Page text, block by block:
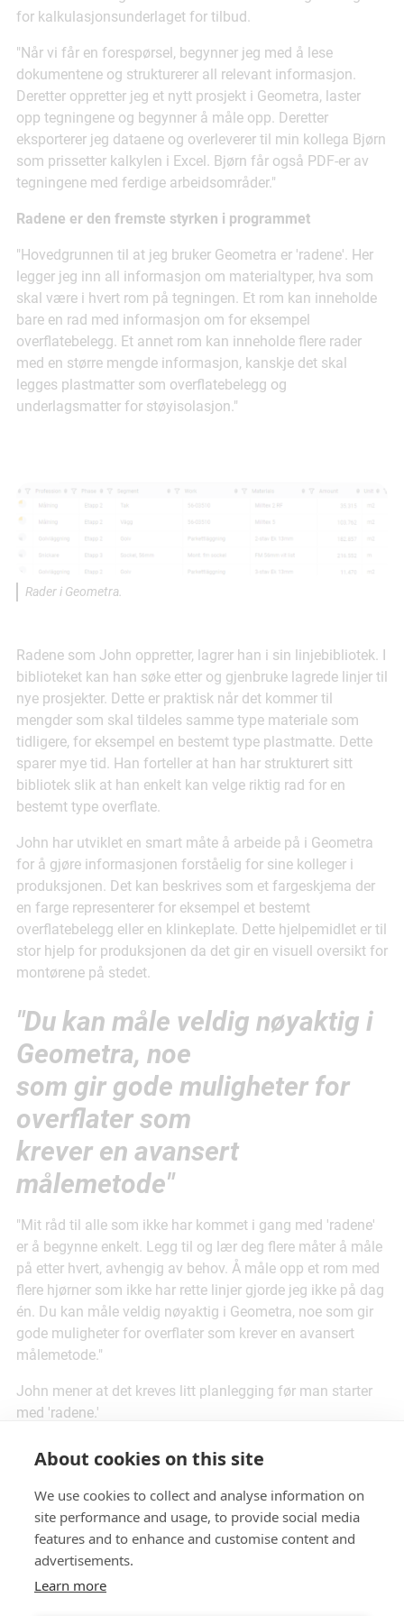
About cookies on this site
We use cookies to collect and analyse information on
site performance and usage, to provide social media
features and to enhance and customise content and
advertisements.
Learn more
for kalkulasjonsunderlaget for tilbud.
"Når vi får en forespørsel, begynner jeg med å lese
dokumentene og strukturerer all relevant informasjon.
Deretter oppretter jeg et nytt prosjekt i Geometra, laster
opp tegningene og begynner å måle opp. Deretter
eksporterer jeg dataene og overleverer til min kollega Bjørn
som prissetter kalkylen i Excel. Bjørn får også PDF-er av
tegningene med ferdige arbeidsområder."
Radene er den fremste styrken i programmet
"Hovedgrunnen til at jeg bruker Geometra er 'radene'. Her
legger jeg inn all informasjon om materialtyper, hva som
skal være i hvert rom på tegningen. Et rom kan inneholde
bare en rad med informasjon om for eksempel
overflatebelegg. Et annet rom kan inneholde flere rader
med en større mengde informasjon, kanskje det skal
legges plastmatter som overflatebelegg og
underlagsmatter for støyisolasjon."
Rader i Geometra.
Radene som John oppretter, lagrer han i sin linjebibliotek. I
biblioteket kan han søke etter og gjenbruke lagrede linjer til
nye prosjekter. Dette er praktisk når det kommer til
mengder som skal tildeles samme type materiale som
tidligere, for eksempel en bestemt type plastmatte. Dette
sparer mye tid. Han forteller at han har strukturert sitt
bibliotek slik at han enkelt kan velge riktig rad for en
bestemt type overflate.
John har utviklet en smart måte å arbeide på i Geometra
for å gjøre informasjonen forståelig for sine kolleger i
produksjonen. Det kan beskrives som et fargeskjema der
en farge representerer for eksempel et bestemt
overflatebelegg eller en klinkeplate. Dette hjelpemidlet er til
stor hjelp for produksjonen da det gir en visuell oversikt for
montørene på stedet.
"Du kan måle veldig nøyaktig i
Geometra, noe
som gir gode muligheter for
overflater som
krever en avansert
målemetode"
"Mit råd til alle som ikke har kommet i gang med 'radene'
er å begynne enkelt. Legg til og lær deg flere måter å måle
på etter hvert, avhengig av behov. Å måle opp et rom med
flere hjørner som ikke har rette linjer gjorde jeg ikke på dag
én. Du kan måle veldig nøyaktig i Geometra, noe som gir
gode muligheter for overflater som krever en avansert
målemetode."
John mener at det kreves litt planlegging før man starter
med 'radene.'
"Tenk gjennom hvordan dere kategoriserer og navngir ulike
materialtyper generelt. Match deretter dette i radene
gjennom din oppsett. Hvordan ønsker dere at materialer
og oppgaver skal være delt? Radbiblioteket er veldig bra
når du vil gå tilbake i tid og se på fullførte prosjekter:
Hvordan gjorde vi dette? All informasjon er fortsatt
tilgjengelig i Geometra."